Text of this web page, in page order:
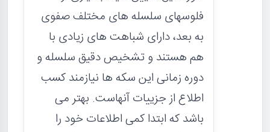
فلوسهای سلسله های مختلف صفوی
به بعد، دارای شباهت های زیادی با
هم هستند و تشخیص دقیق سلسله و
دوره زمانی این سکه ها نیازمند کسب
اطلاع از جزییات آنهاست. بهتر می
باشد که ابتدا کمی اطلاعات خود را